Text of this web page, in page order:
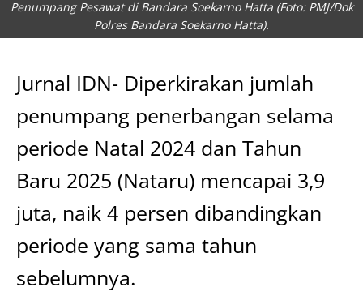
Penumpang Pesawat di Bandara Soekarno Hatta (Foto: PMJ/Dok
Polres Bandara Soekarno Hatta).
Jurnal IDN- Diperkirakan jumlah
penumpang penerbangan selama
periode Natal 2024 dan Tahun
Baru 2025 (Nataru) mencapai 3,9
juta, naik 4 persen dibandingkan
periode yang sama tahun
sebelumnya.